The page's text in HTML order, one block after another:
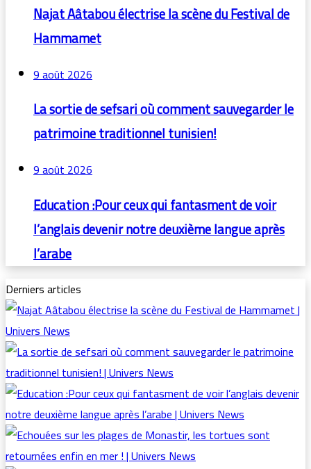
Najat Aâtabou électrise la scène du Festival de
Hammamet
9 août 2026
La sortie de sefsari où comment sauvegarder le
patrimoine traditionnel tunisien!
9 août 2026
Education :Pour ceux qui fantasment de voir
l’anglais devenir notre deuxième langue après
l’arabe
Derniers articles